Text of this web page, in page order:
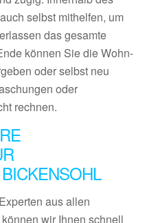
selbst mithelfen, um
das gesamte
können Sie die Wohn-
oder selbst neu
oder
rechnen.
aus allen
wir Ihnen schnell